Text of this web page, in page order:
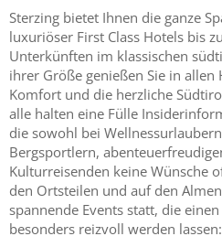
Sterzing bietet Ihnen die ganze
luxuriöser First Class Hotels bis
Unterkünften im klassischen
ihrer Größe genießen Sie in allen
Komfort und die herzliche
alle halten eine Fülle
die sowohl bei
Bergsportlern,
Kulturreisenden keine Wünsche
den Ortsteilen und auf den
spannende Events statt, die
besonders reizvoll werden lassen: